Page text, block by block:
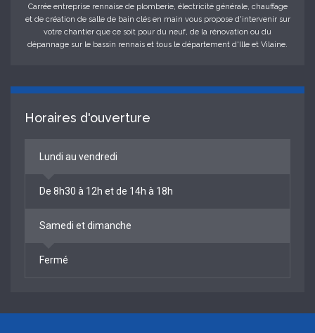
Carrée entreprise rennaise de plomberie, électricité générale, chauffage
et de création de salle de bain clés en main vous propose d'intervenir sur
votre chantier que ce soit pour du neuf, de la rénovation ou du
dépannage sur le bassin rennais et tous le département d'Ille et Vilaine.
Horaires d'ouverture
Lundi au vendredi
De 8h30 à 12h et de 14h à 18h
Samedi et dimanche
Fermé